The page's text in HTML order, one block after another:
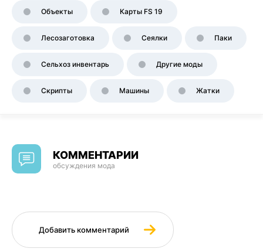
Объекты Карты FS 19
Лесозаготовка Сеялки Паки
Сельхоз инвентарь Другие моды
Скрипты Машины Жатки
КОММЕНТАРИИ
обсуждения мода
Добавить комментарий